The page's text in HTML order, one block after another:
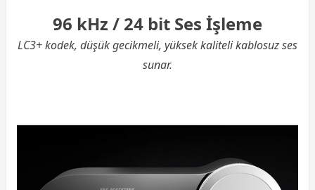
96 kHz / 24 bit Ses İşleme
LC3+ kodek, düşük gecikmeli, yüksek kaliteli kablosuz ses
sunar.